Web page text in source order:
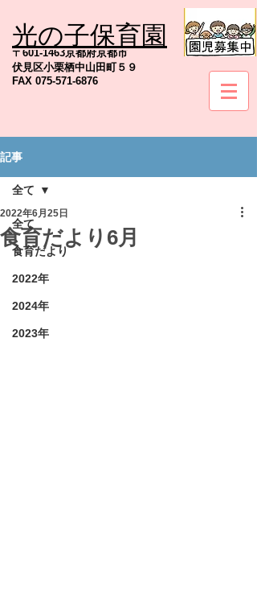
TEL075-571-6845
〒601-1463京都府京都市
伏見区小栗栖中山田町５９
FAX 075-571-6876
光の子保育園
記事
全て
食育だより
2022年
2024年
2023年
全て
食育だより6月
2022年6月25日